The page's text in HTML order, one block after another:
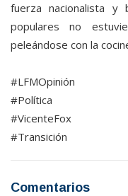
fuerza nacionalista
populares no
peleándose con la
#LFMOpinión
#Política
#VicenteFox
#Transición
Comentarios